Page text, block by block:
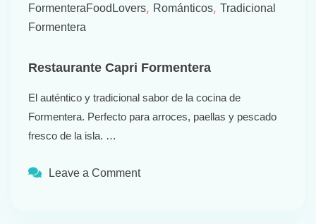
FormenteraFoodLovers, Románticos, Tradicional
Formentera
Restaurante Capri Formentera
El auténtico y tradicional sabor de la cocina de
Formentera. Perfecto para arroces, paellas y pescado
fresco de la isla. …
Leave a Comment